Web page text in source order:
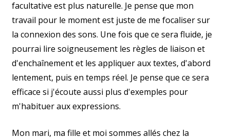
facultative est plus naturelle. Je pense que mon
travail pour le moment est juste de me focaliser sur
la connexion des sons. Une fois que ce sera fluide, je
pourrai lire soigneusement les règles de liaison et
d'enchaînement et les appliquer aux textes, d'abord
lentement, puis en temps réel. Je pense que ce sera
efficace si j'écoute aussi plus d'exemples pour
m'habituer aux expressions.
Mon mari, ma fille et moi sommes allés chez la